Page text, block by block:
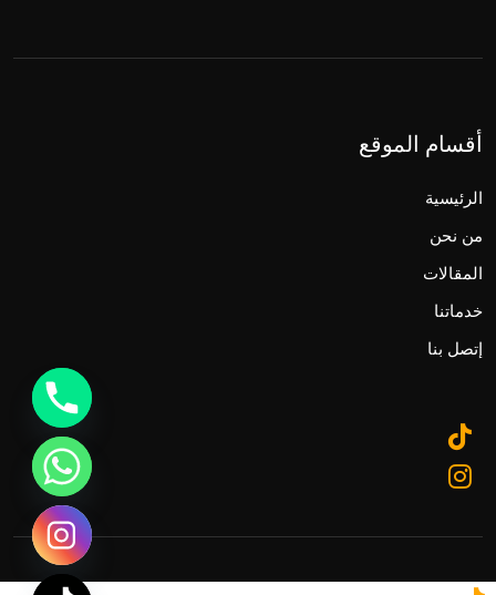
أقسام الموقع
الرئيسية
من نحن
المقالات
خدماتنا
إتصل بنا